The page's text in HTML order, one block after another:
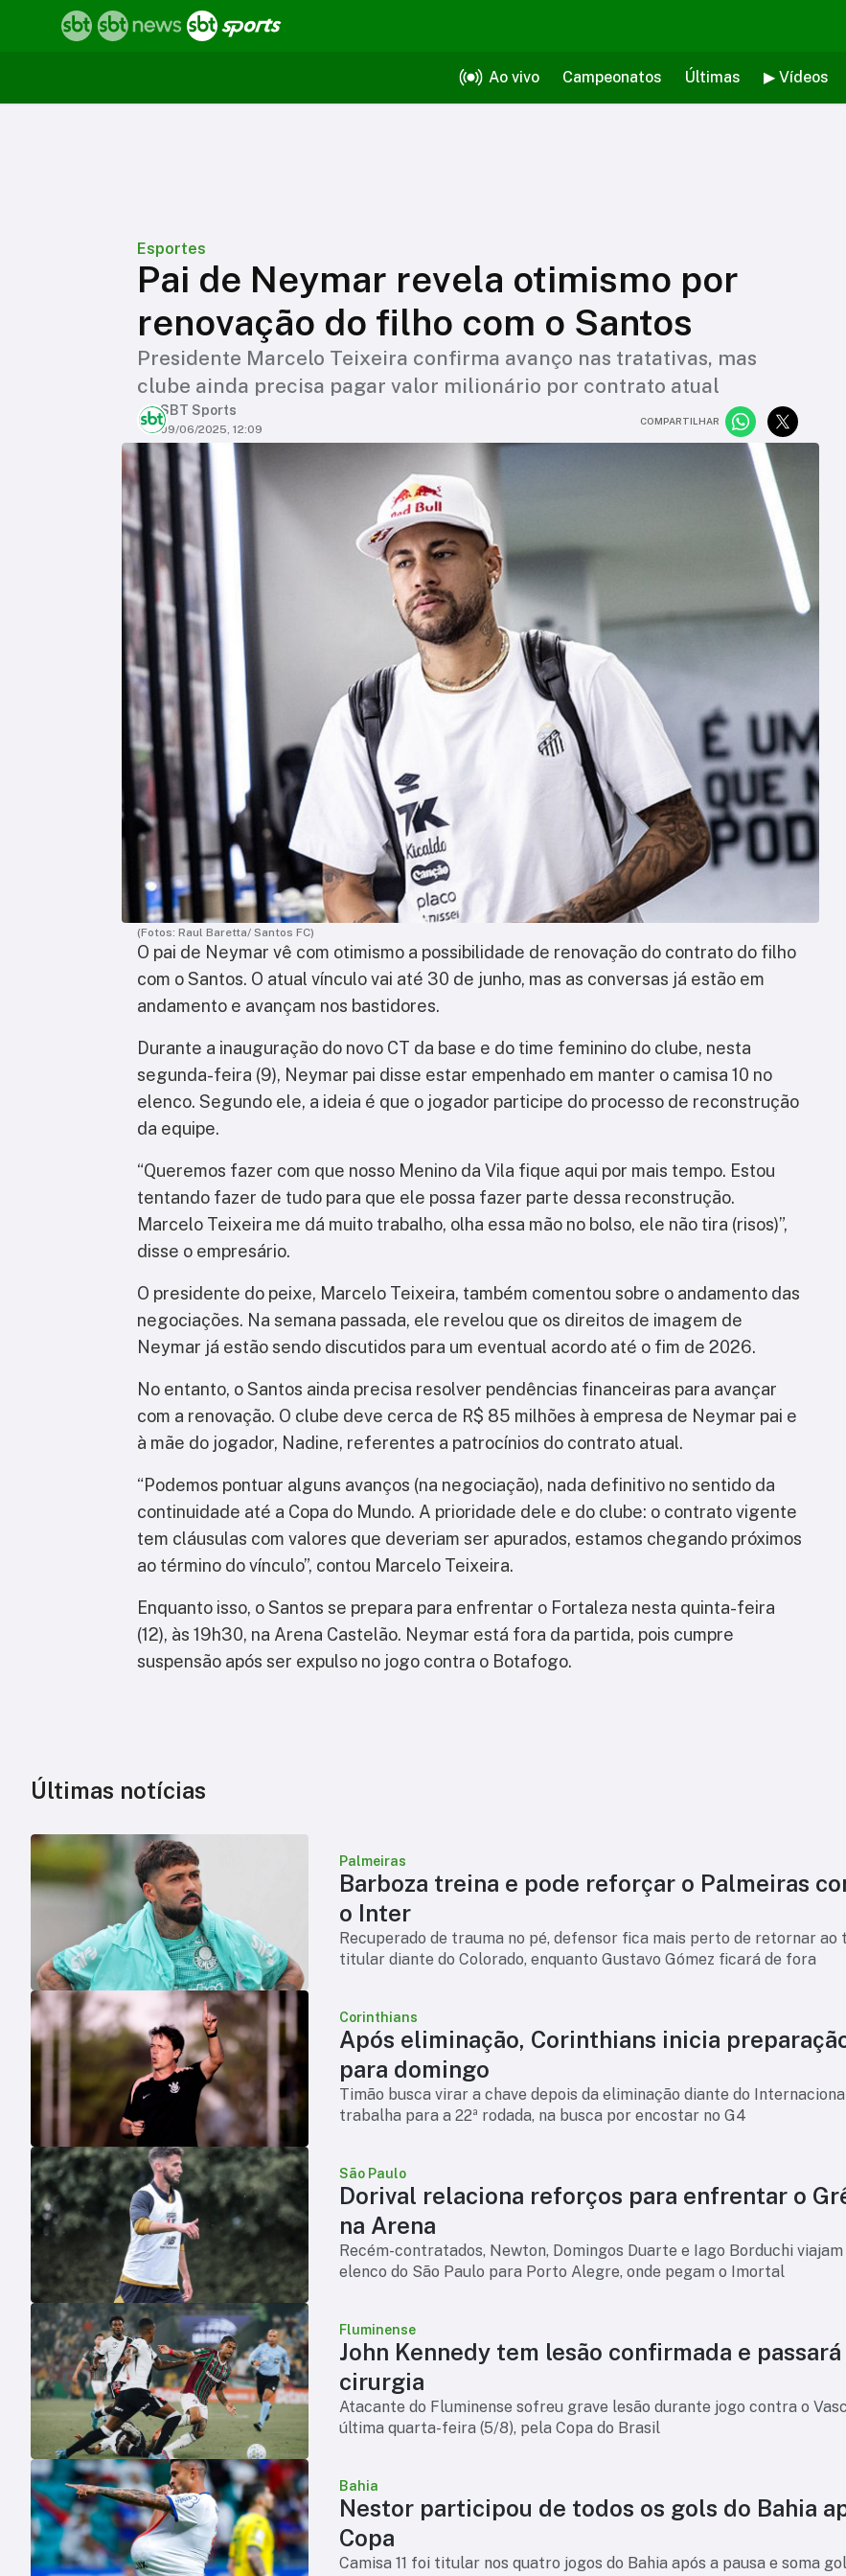
Ao vivo Campeonatos Últimas ▶ Vídeos
Esportes
Pai de Neymar revela otimismo por
renovação do filho com o Santos
Presidente Marcelo Teixeira confirma avanço nas tratativas, mas
clube ainda precisa pagar valor milionário por contrato atual
SBT Sports
09/06/2025, 12:09
COMPARTILHAR
(Fotos: Raul Baretta/ Santos FC)
O pai de Neymar vê com otimismo a possibilidade de renovação do contrato do filho
com o Santos. O atual vínculo vai até 30 de junho, mas as conversas já estão em
andamento e avançam nos bastidores.
Durante a inauguração do novo CT da base e do time feminino do clube, nesta
segunda-feira (9), Neymar pai disse estar empenhado em manter o camisa 10 no
elenco. Segundo ele, a ideia é que o jogador participe do processo de reconstrução
da equipe.
“Queremos fazer com que nosso Menino da Vila fique aqui por mais tempo. Estou
tentando fazer de tudo para que ele possa fazer parte dessa reconstrução.
Marcelo Teixeira me dá muito trabalho, olha essa mão no bolso, ele não tira (risos)”,
disse o empresário.
O presidente do peixe, Marcelo Teixeira, também comentou sobre o andamento das
negociações. Na semana passada, ele revelou que os direitos de imagem de
Neymar já estão sendo discutidos para um eventual acordo até o fim de 2026.
No entanto, o Santos ainda precisa resolver pendências financeiras para avançar
com a renovação. O clube deve cerca de R$ 85 milhões à empresa de Neymar pai e
à mãe do jogador, Nadine, referentes a patrocínios do contrato atual.
“Podemos pontuar alguns avanços (na negociação), nada definitivo no sentido da
continuidade até a Copa do Mundo. A prioridade dele e do clube: o contrato vigente
tem cláusulas com valores que deveriam ser apurados, estamos chegando próximos
ao término do vínculo”, contou Marcelo Teixeira.
Enquanto isso, o Santos se prepara para enfrentar o Fortaleza nesta quinta-feira
(12), às 19h30, na Arena Castelão. Neymar está fora da partida, pois cumpre
suspensão após ser expulso no jogo contra o Botafogo.
Últimas notícias
Palmeiras
Barboza treina e pode reforçar o Palmeiras
o Inter
Recuperado de trauma no pé, defensor fica mais perto de retornar ao
titular diante do Colorado, enquanto Gustavo Gómez ficará de fora
Corinthians
Após eliminação, Corinthians inicia
para domingo
Timão busca virar a chave depois da eliminação diante do
trabalha para a 22ª rodada, na busca por encostar no G4
São Paulo
Dorival relaciona reforços para enfrentar o
na Arena
Recém-contratados, Newton, Domingos Duarte e Iago Borduchi viajam
elenco do São Paulo para Porto Alegre, onde pegam o Imortal
Fluminense
John Kennedy tem lesão confirmada e
cirurgia
Atacante do Fluminense sofreu grave lesão durante jogo contra o
última quarta-feira (5/8), pela Copa do Brasil
Bahia
Nestor participou de todos os gols do Bahia
Copa
Camisa 11 foi titular nos quatro jogos do Bahia após a pausa e soma